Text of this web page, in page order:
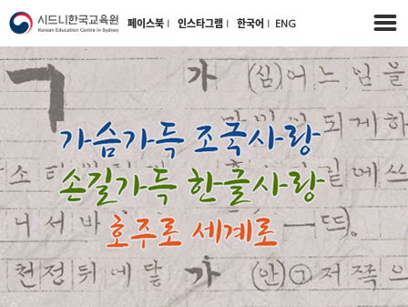
페이스북 l 인스타그램 l 한국어 l ENG